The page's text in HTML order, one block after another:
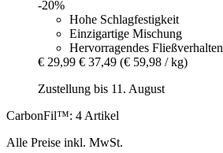
-20%
Hohe Schlagfestigkeit
Einzigartige Mischung
Hervorragendes Fließverhalten
€ 29,99 € 37,49 (€ 59,98 / kg)
Zustellung bis 11. August
CarbonFil™: 4 Artikel
Alle Preise inkl. MwSt.